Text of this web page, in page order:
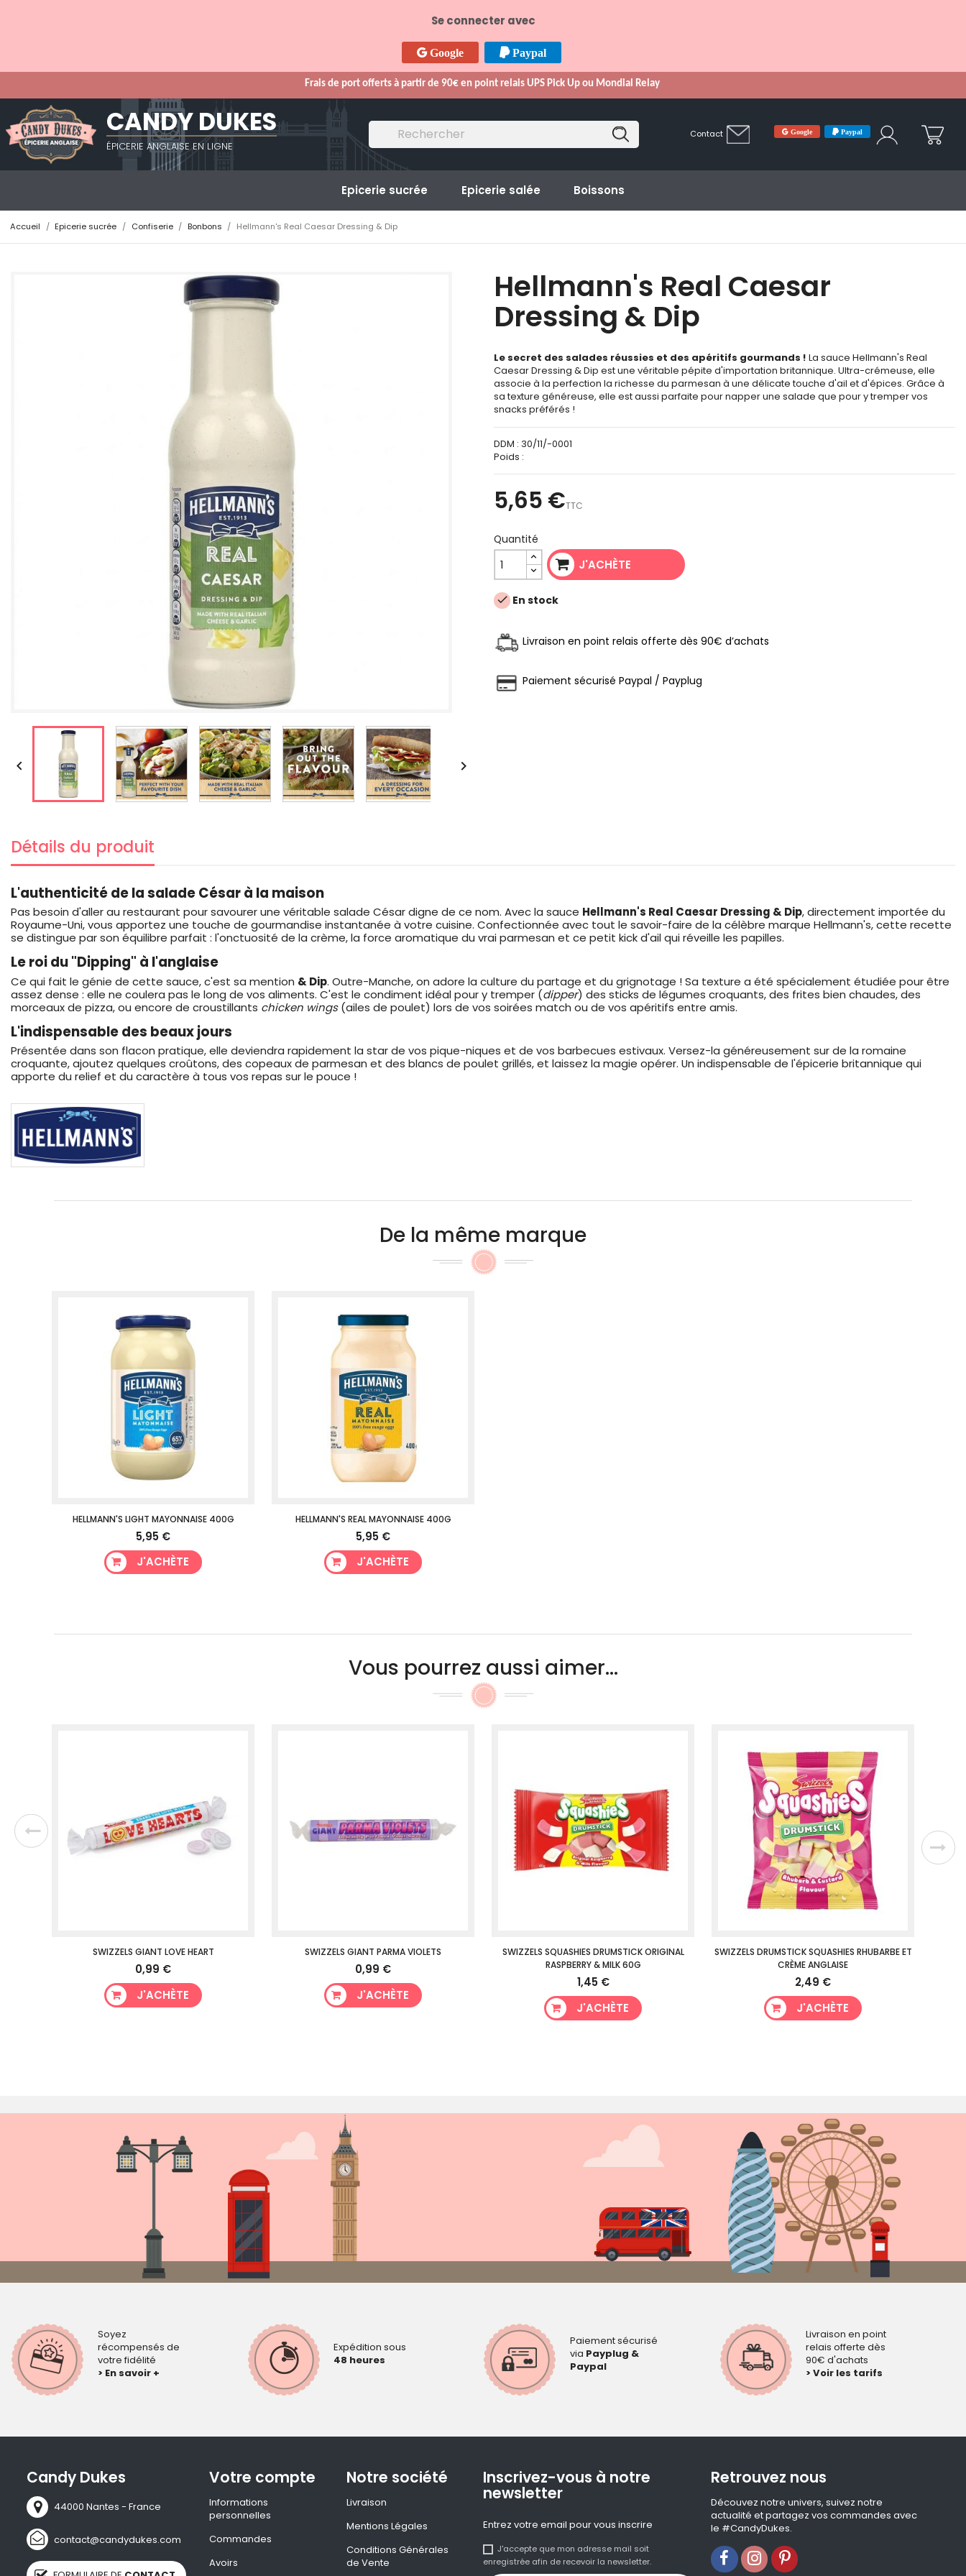
Se connecter avec
Google Paypal
Frais de port offerts à partir de 90€ en point relais UPS Pick Up ou Mondial Relay
CANDY DUKES
ÉPICERIE ANGLAISE EN LIGNE
Contact Google Paypal
Epicerie sucrée Epicerie salée Boissons
Accueil Epicerie sucrée Confiserie Bonbons Hellmann's Real Caesar Dressing & Dip
 
Hellmann's Real Caesar
Dressing & Dip
Le secret des salades réussies et des apéritifs gourmands ! La sauce Hellmann's Real
Caesar Dressing & Dip est une véritable pépite d'importation britannique. Ultra-crémeuse, elle
associe à la perfection la richesse du parmesan à une délicate touche d'ail et d'épices. Grâce à
sa texture généreuse, elle est aussi parfaite pour napper une salade que pour y tremper vos
snacks préférés !
DDM : 30/11/-0001
Poids :
5,65 €TTC
Quantité
J'ACHÈTE
 En stock
Livraison en point relais offerte dès 90€ d’achats
Paiement sécurisé Paypal / Payplug
Détails du produit
L'authenticité de la salade César à la maison
Pas besoin d'aller au restaurant pour savourer une véritable salade César digne de ce nom. Avec la sauce Hellmann's Real Caesar Dressing & Dip, directement importée du
Royaume-Uni, vous apportez une touche de gourmandise instantanée à votre cuisine. Confectionnée avec tout le savoir-faire de la célèbre marque Hellmann's, cette recette
se distingue par son équilibre parfait : l'onctuosité de la crème, la force aromatique du vrai parmesan et ce petit kick d'ail qui réveille les papilles.
Le roi du "Dipping" à l'anglaise
Ce qui fait le génie de cette sauce, c'est sa mention & Dip. Outre-Manche, on adore la culture du partage et du grignotage ! Sa texture a été spécialement étudiée pour être
assez dense : elle ne coulera pas le long de vos aliments. C'est le condiment idéal pour y tremper (dipper) des sticks de légumes croquants, des frites bien chaudes, des
morceaux de pizza, ou encore de croustillants chicken wings(ailes de poulet) lors de vos soirées match ou de vos apéritifs entre amis.
L'indispensable des beaux jours
Présentée dans son flacon pratique, elle deviendra rapidement la star de vos pique-niques et de vos barbecues estivaux. Versez-la généreusement sur de la romaine
croquante, ajoutez quelques croûtons, des copeaux de parmesan et des blancs de poulet grillés, et laissez la magie opérer. Un indispensable de l'épicerie britannique qui
apporte du relief et du caractère à tous vos repas sur le pouce !
De la même marque
HELLMANN'S LIGHT MAYONNAISE 400G
5,95 €
J'ACHÈTE
HELLMANN'S REAL MAYONNAISE 400G
5,95 €
J'ACHÈTE
Vous pourrez aussi aimer...
SWIZZELS GIANT LOVE HEART
0,99 €
J'ACHÈTE
SWIZZELS GIANT PARMA VIOLETS
0,99 €
J'ACHÈTE
SWIZZELS SQUASHIES DRUMSTICK ORIGINAL
RASPBERRY & MILK 60G
1,45 €
J'ACHÈTE
SWIZZELS DRUMSTICK SQUASHIES RHUBARBE ET
CRÈME ANGLAISE
2,49 €
J'ACHÈTE
Soyez
récompensés de
votre fidélité
> En savoir +
Expédition sous
48 heures
Paiement sécurisé
via Payplug &
Paypal
Livraison en point
relais offerte dès
90€ d'achats
> Voir les tarifs
Candy Dukes
44000 Nantes - France
contact@candydukes.com
Votre compte
Informations
personnelles
Commandes
Avoirs
Notre société
Livraison
Mentions Légales
Conditions Générales
de Vente
Inscrivez-vous à notre
newsletter
Entrez votre email pour vous inscrire
J'accepte que mon adresse mail soit
enregistrée afin de recevoir la newsletter.
Retrouvez nous
Découvez notre univers, suivez notre
actualité et partagez vos commandes avec
le #CandyDukes.